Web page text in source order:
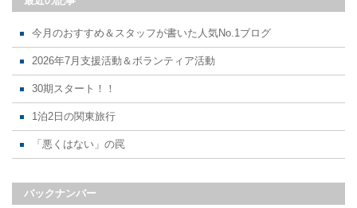
今月のおすすめ＆スタッフが書いた人気No.1ブログ
2026年7月支援活動＆ボランティア活動
30期スタート！！
1泊2日の関東旅行
「悪くはない」の罠
バックナンバー